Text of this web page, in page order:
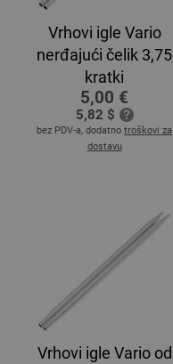
Vrhovi igle Vario
nerđajući čelik 3,75
kratki
5,00 €
5,82 $
bez PDV-a, dodatno troškovi za
dostavu
Vrhovi igle Vario od